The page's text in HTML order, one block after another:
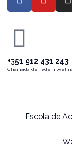
+351 912 431 243
Chamada de rede móvel
Escola de